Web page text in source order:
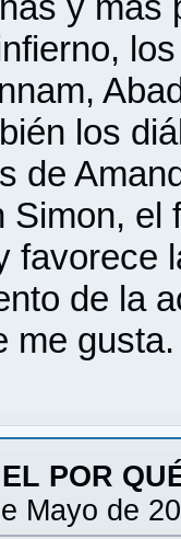
los
de
Simon,
favorece
de la
me gusta.
POR
Mayo de